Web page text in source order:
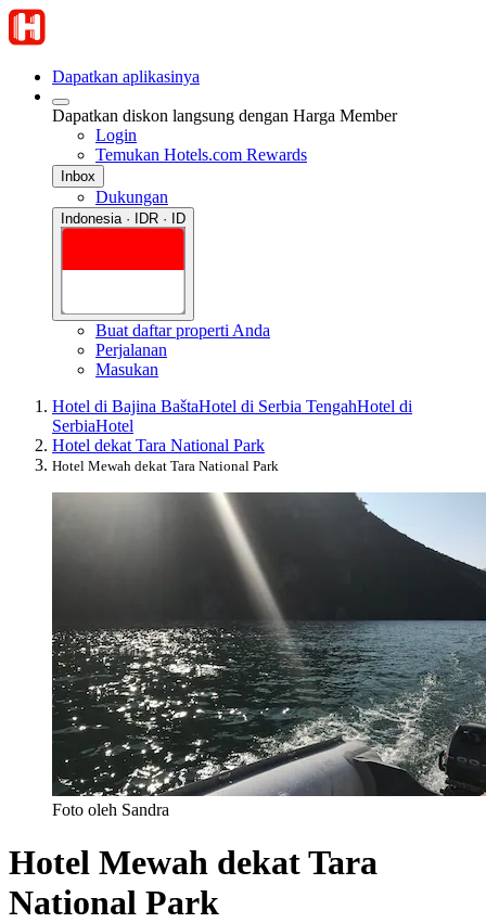
Dapatkan aplikasinya
Dapatkan diskon langsung dengan Harga Member
Login
Temukan Hotels.com Rewards
Inbox
Dukungan
Indonesia · IDR · ID
Buat daftar properti Anda
Perjalanan
Masukan
Hotel di Bajina BaštaHotel di Serbia TengahHotel di
SerbiaHotel
Hotel dekat Tara National Park
Hotel Mewah dekat Tara National Park
Foto oleh Sandra
Hotel Mewah dekat Tara
National Park